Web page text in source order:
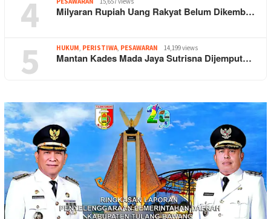
4 Milyaran Rupiah Uang Rakyat Belum Dikemb…
5 HUKUM, PERISTIWA, PESAWARAN 14,199 views
Mantan Kades Mada Jaya Sutrisna Dijemput…